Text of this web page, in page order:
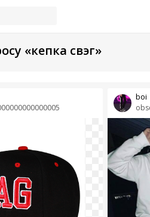
«кепка свэг»
boi